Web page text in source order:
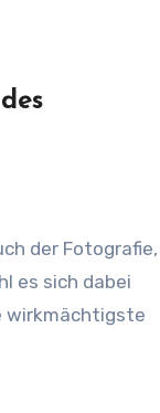
der Fotografie,
es sich dabei
wirkmächtigste